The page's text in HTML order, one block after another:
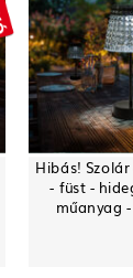
Hibás!
- füst -
műanyag